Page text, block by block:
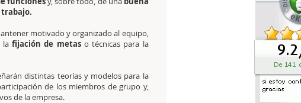
trabajo.
motivado y organizado al equipo,
lafijación de metas o técnicas para la
distintas teorías y modelos para la
de los miembros de grupo y,
de la empresa.